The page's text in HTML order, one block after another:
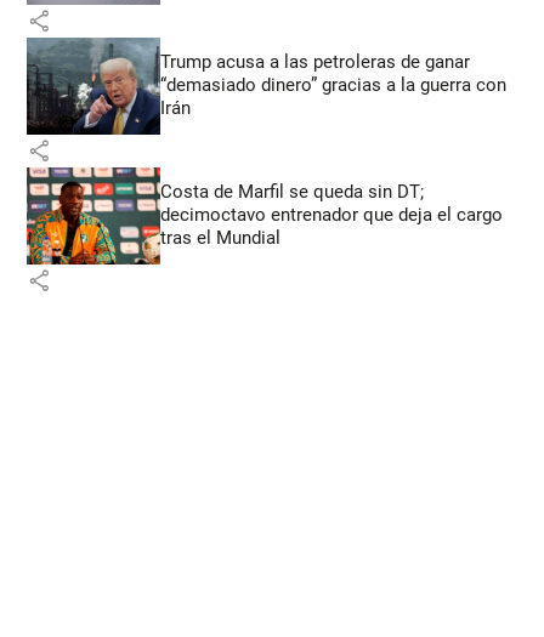
share
Trump acusa a las petroleras de ganar
“demasiado dinero” gracias a la guerra con
Irán
share
Costa de Marfil se queda sin DT;
decimoctavo entrenador que deja el cargo
tras el Mundial
share